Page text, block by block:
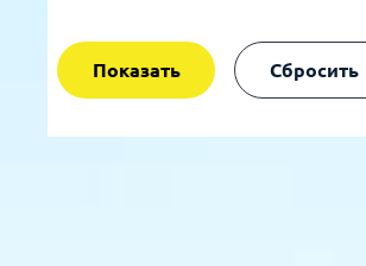
Показать Сбросить